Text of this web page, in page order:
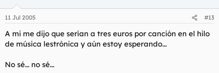
11 Jul 2005 #13
A mi me dijo que serían a tres euros por canción en el hilo
de música lestrónica y aún estoy esperando...
No sé... no sé...